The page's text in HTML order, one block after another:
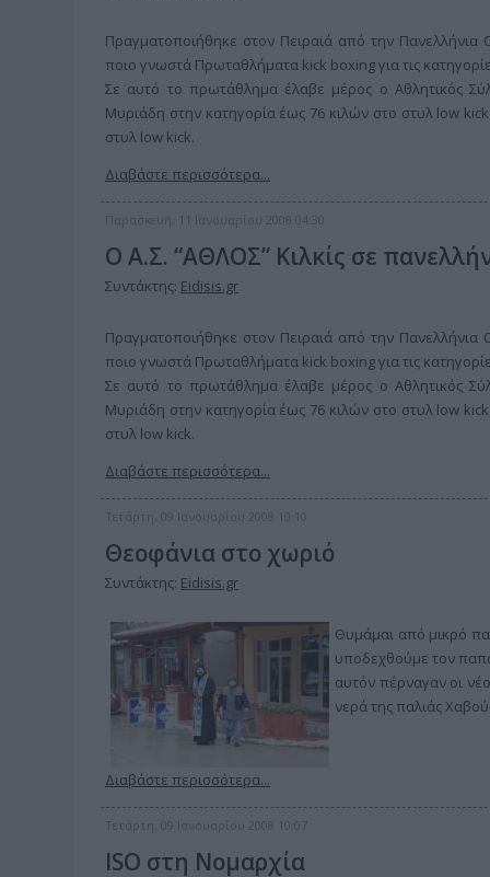
Πραγματοποιήθηκε στον Πειραιά από την Πανελλήνια
ποιο γνωστά Πρωταθλήματα kick boxing για τις
Σε αυτό το πρωτάθλημα έλαβε μέρος ο Αθλητικός
Μυριάδη στην κατηγορία έως 76 κιλών στο στυλ low
στυλ low kick.
Διαβάστε περισσότερα...
Παρασκευή, 11 Ιανουαρίου 2008 04:30
Ο Α.Σ. “ΑΘΛΟΣ” Κιλκίς σε
Συντάκτης: Eidisis.gr
Πραγματοποιήθηκε στον Πειραιά από την Πανελλήνια
ποιο γνωστά Πρωταθλήματα kick boxing για τις
Σε αυτό το πρωτάθλημα έλαβε μέρος ο Αθλητικός
Μυριάδη στην κατηγορία έως 76 κιλών στο στυλ low
στυλ low kick.
Διαβάστε περισσότερα...
Τετάρτη, 09 Ιανουαρίου 2008 10:10
Θεοφάνια στο χωριό
Συντάκτης: Eidisis.gr
Θυμάμαι από μικρό
υποδεχθούμε τον
αυτόν πέρναγαν οι
νερά της παλιάς
Διαβάστε περισσότερα...
Τετάρτη, 09 Ιανουαρίου 2008 10:07
ISO στη Νομαρχία